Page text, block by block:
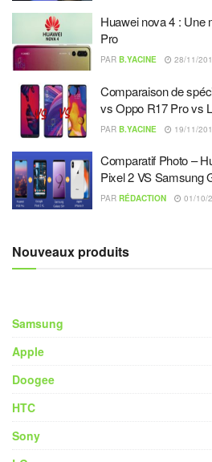
Huawei nova 4 : Une
Pro
PAR B.YACINE 28/11/
Comparaison de
vs Oppo R17 Pro vs
PAR B.YACINE 19/11/
Comparatif Photo –
Pixel 2 VS Samsung
PAR RÉDACTION 01/10/
Nouveaux produits
Samsung
Apple
Doogee
HTC
Sony